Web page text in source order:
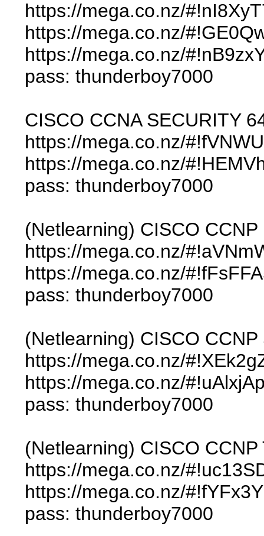
https://mega.co.nz/
https://mega.co.nz/
https://mega.co.nz/
pass: thunderboy7000
CISCO CCNA SECURITY
https://mega.co.nz/
https://mega.co.nz/
pass: thunderboy7000
(Netlearning) CISCO
https://mega.co.nz/
https://mega.co.nz/
pass: thunderboy7000
(Netlearning) CISCO
https://mega.co.nz/
https://mega.co.nz/
pass: thunderboy7000
(Netlearning) CISCO
https://mega.co.nz/
https://mega.co.nz/
pass: thunderboy7000